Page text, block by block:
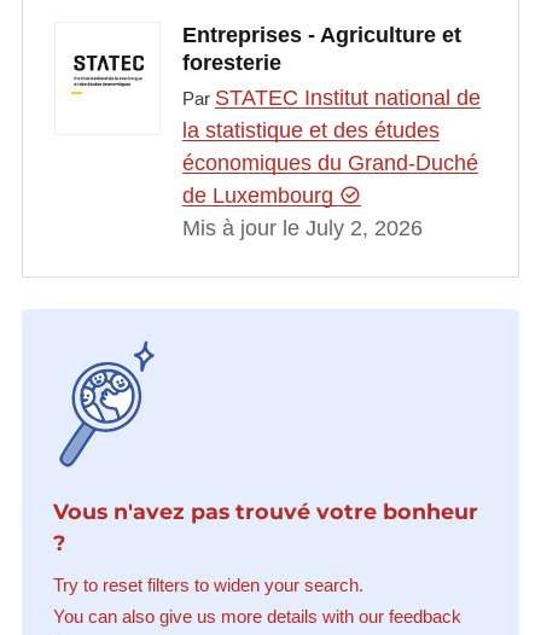
Entreprises - Agriculture et
foresterie
Par STATEC Institut national de
la statistique et des études
économiques du Grand-Duché
de Luxembourg
Mis à jour le July 2, 2026
Vous n'avez pas trouvé votre bonheur
?
Try to reset filters to widen your search.
You can also give us more details with our feedback